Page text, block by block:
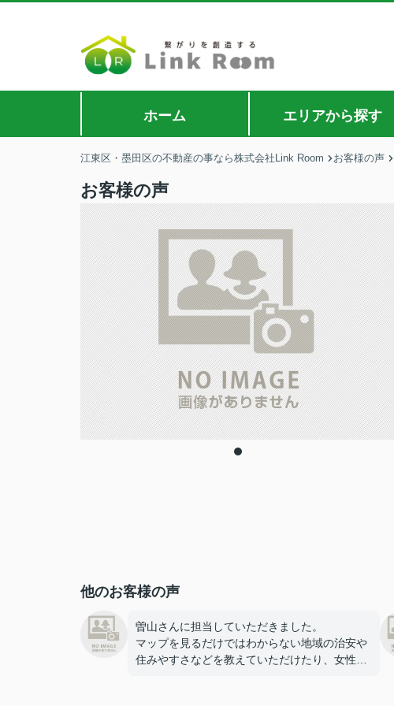
ホーム エリアから探す
江東区・墨田区の不動産の事なら株式会社Link Room お客様の声
お客様の声
他のお客様の声
曽山さんに担当していただきました。
マップを見るだけではわからない地域の治安や
住みやすさなどを教えていただけたり、女性好